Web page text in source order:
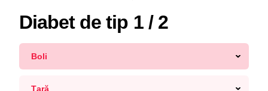
Diabet de tip 1 / 2
Boli
Țară